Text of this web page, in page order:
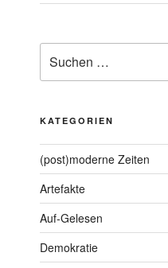
nach:
KATEGORIEN
(post)moderne Zeiten
Artefakte
Auf-Gelesen
Demokratie